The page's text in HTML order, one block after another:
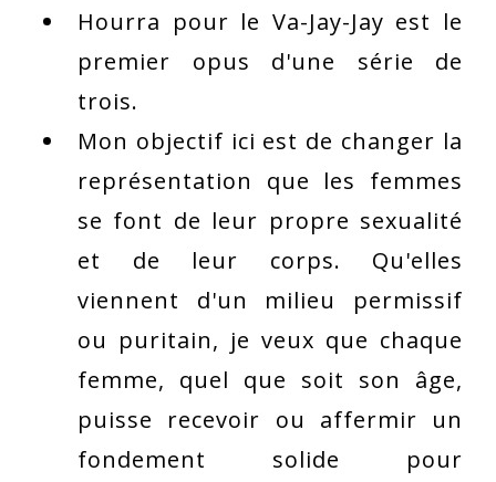
Hourra pour le Va-Jay-Jay est le
premier opus d'une série de
trois.
Mon objectif ici est de changer la
représentation que les femmes
se font de leur propre sexualité
et de leur corps. Qu'elles
viennent d'un milieu permissif
ou puritain, je veux que chaque
femme, quel que soit son âge,
puisse recevoir ou affermir un
fondement solide pour